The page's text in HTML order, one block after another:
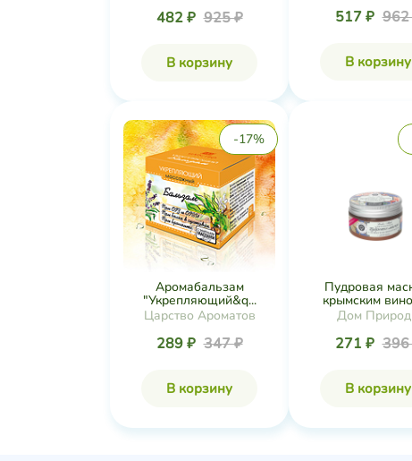
482 ₽ 925 ₽
В корзину
517 ₽ 962
В корзину
-17%
Аромабальзам
"Укрепляющий&q...
Царство Ароматов
289 ₽ 347 ₽
В корзину
Пудровая
крымским
Дом
271 ₽ 396
В корзину